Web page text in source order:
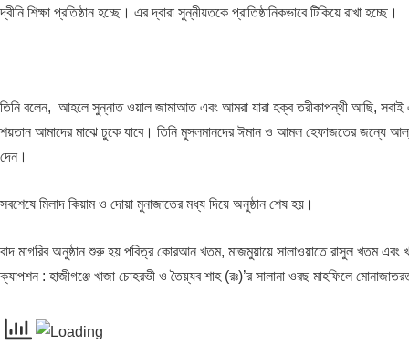
দ্বীনি শিক্ষা প্রতিষ্ঠান হচ্ছে। এর দ্বারা সুন্নীয়তকে প্রাতিষ্ঠানিকভাবে টিকিয়ে রাখা হচ্ছে।
তিনি বলেন, আহলে সুন্নাত ওয়াল জামাআত এবং আমরা যারা হক্ব তরীকাপন্থী আছি,
শয়তান আমাদের মাঝে ঢুকে যাবে। তিনি মুসলমানদের ঈমান ও আমল হেফাজতের জন্যে
দেন।
সবশেষে মিলাদ কিয়াম ও দোয়া মুনাজাতের মধ্য দিয়ে অনুষ্ঠান শেষ হয়।
বাদ মাগরিব অনুষ্ঠান শুরু হয় পবিত্র কোরআন খতম, মাজমুয়ায়ে সালাওয়াতে রাসুল খতম
ক্যাপশন : হাজীগঞ্জে খাজা চোহরভী ও তৈয়্যব শাহ (রঃ)’র সালানা ওরছ মাহফিলে